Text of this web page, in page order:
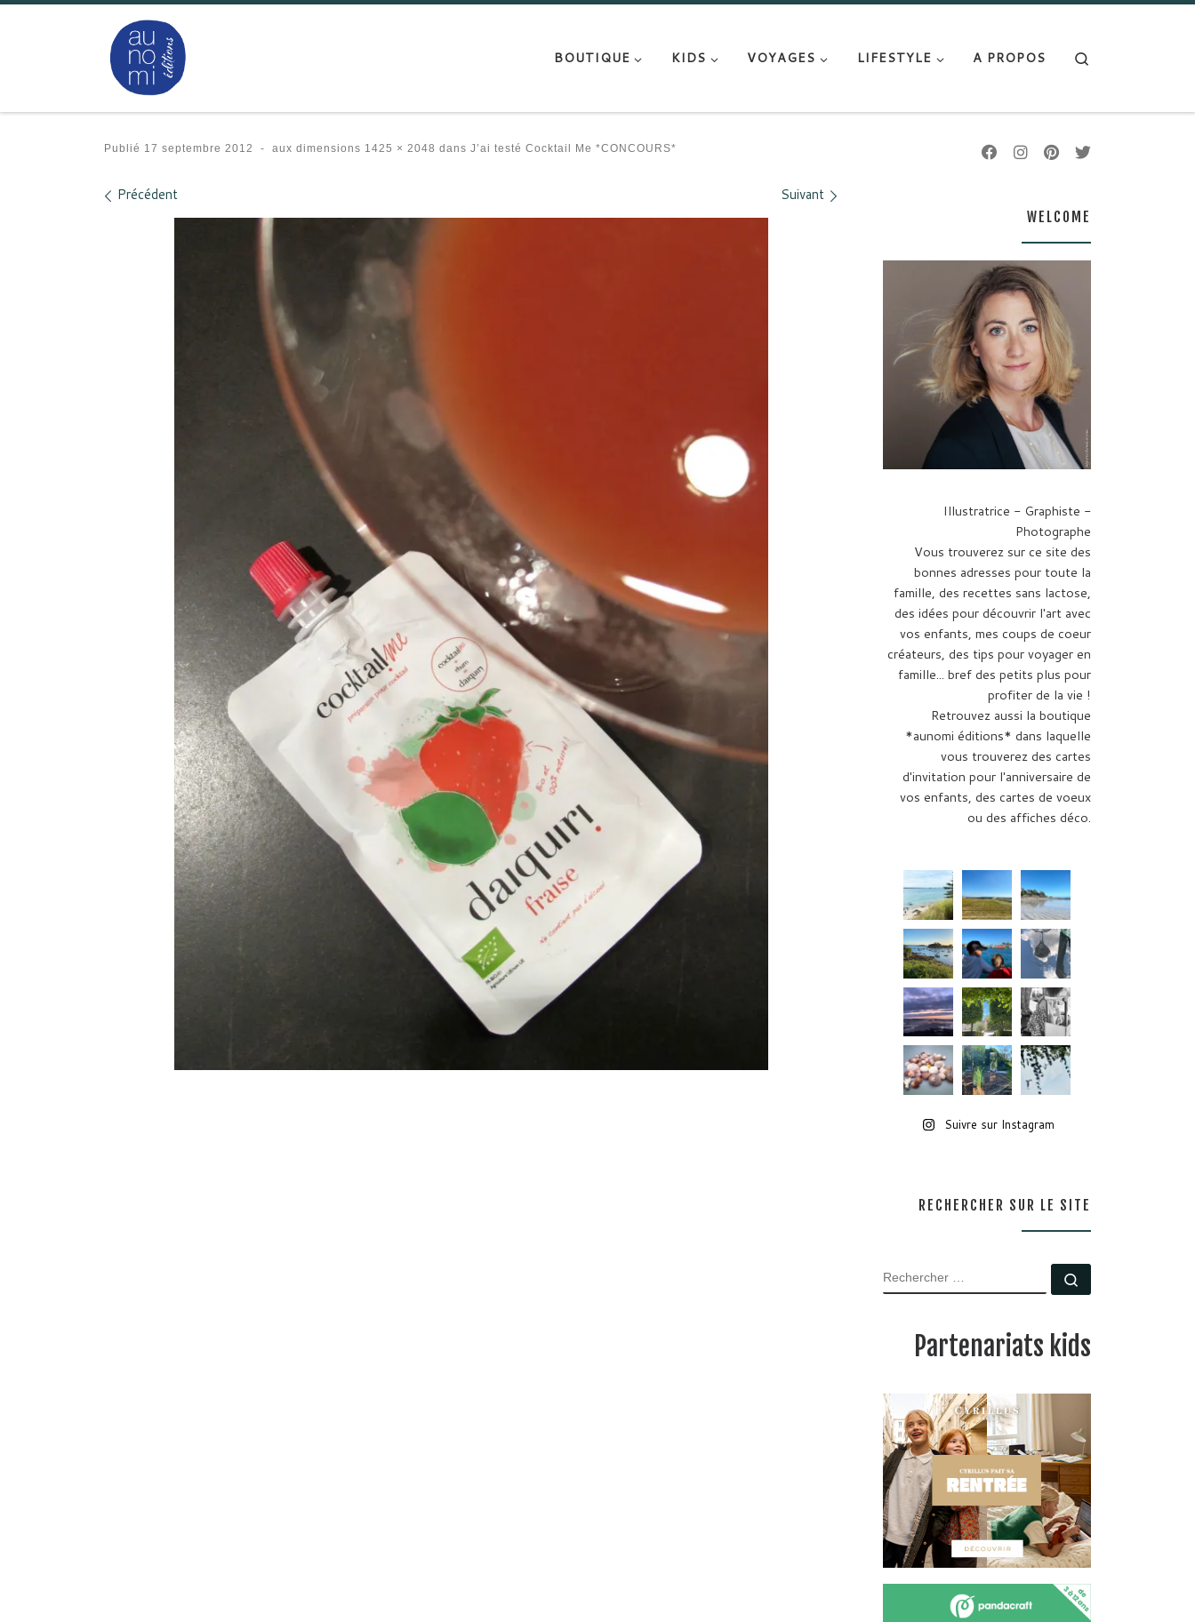
Passer au contenu
BOUTIQUE
KIDS VOYAGES LIFESTYLE A PROPOS
Publié 17 septembre 2012 - aux dimensions 1425 × 2048 dans J’ai testé Cocktail Me *CONCOURS*
Navigation des images
Précédent Suivant
WELCOME
Illustratrice - Graphiste -
Photographe
Vous trouverez sur ce site des
bonnes adresses pour toute la
famille, des recettes sans lactose,
des idées pour découvrir l'art avec
vos enfants, mes coups de coeur
créateurs, des tips pour voyager en
famille... bref des petits plus pour
profiter de la vie !
Retrouvez aussi la boutique
*aunomi éditions* dans laquelle
vous trouverez des cartes
d'invitation pour l'anniversaire de
vos enfants, des cartes de voeux
ou des affiches déco.
Suivre sur Instagram
RECHERCHER SUR LE SITE
RECHERCHER
Partenariats kids